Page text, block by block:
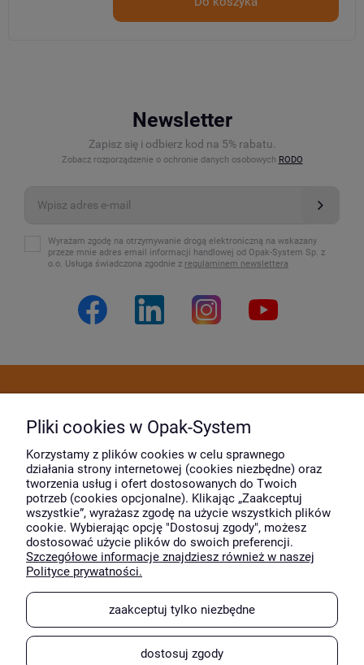
Newsletter
Zapisz się i odbierz kod na 5% rabatu.
Zobacz rozporządzenie o ochronie danych osobowych RODO
Wyrażam zgodę na otrzymywanie drogą elektroniczną na wskazany
przeze mnie adres email informacji handlowej od Opak-System Sp. z
o.o. Usługa świadczona zgodnie z regulaminem newslettera
Moje konto
O firmie
Wyróżnili nas
Pliki cookies w Opak-System
Korzystamy z plików cookies w celu sprawnego
działania strony internetowej (cookies niezbędne) oraz
tworzenia usług i ofert dostosowanych do Twoich
potrzeb (cookies opcjonalne). Klikając „Zaakceptuj
wszystkie”, wyrażasz zgodę na użycie wszystkich plików
cookie. Wybierając opcję "Dostosuj zgody", możesz
dostosować użycie plików do swoich preferencji.
Szczegółowe informacje znajdziesz również w naszej
Polityce prywatności.
zaakceptuj tylko niezbędne
dostosuj zgody